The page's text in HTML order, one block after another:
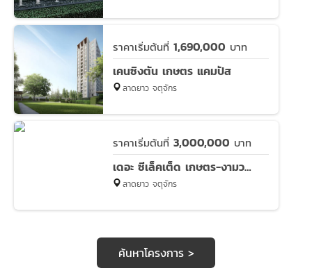
ราคาเริ่มต้นที่ 1,690,000 บาท
เคนซิงตัน เกษตร แคมปัส
ลาดยาว จตุจักร
ราคาเริ่มต้นที่ 3,000,000 บาท
เดอะ ซีเล็คเต็ด เกษตร-งามวงศ์วาน
ลาดยาว จตุจักร
ค้นหาโครงการ >